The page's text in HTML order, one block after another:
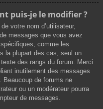
puis-je le modifier ?
votre nom d’utilisateur,
messages que vous avez
comme les
la plupart des cas, seul un
des rangs du forum. Merci
inutilement des messages
Beaucoup de forums ne
ou un modérateur pourra
de messages.